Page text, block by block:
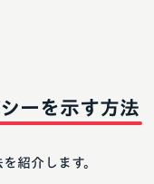
ーを示す方法
紹介します。